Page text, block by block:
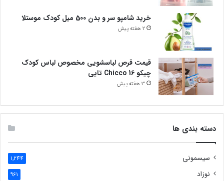
خرید شامپو سر و بدن 500 میل کودک موستلا
2 هفته پیش
قیمت قرص لباسشویی مخصوص لباس کودک
چیکو Chicco 16 تایی
3 هفته پیش
دسته بندی ها
سیسمونی 1,244
نوزاد 961